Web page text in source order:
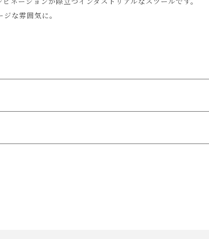
な雰囲気に。
り致します。